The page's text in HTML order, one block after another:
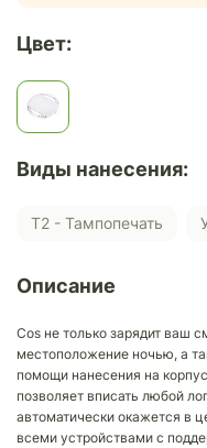
Цвет:
Виды нанесения:
Т2 - Тампопечать
Описание
Cos не только зарядит ваш
местоположение ночью, а
помощи нанесения на
позволяет вписать любой
автоматически окажется в
всеми устройствами с